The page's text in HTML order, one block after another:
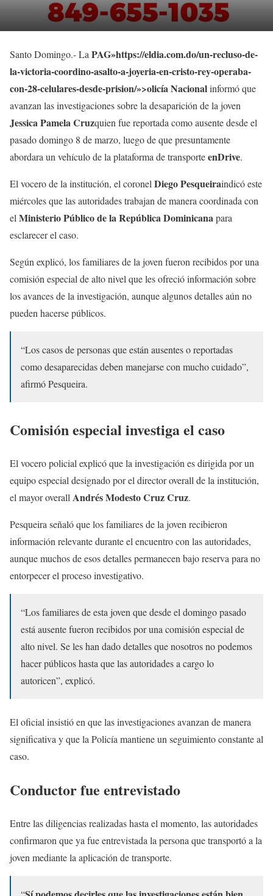
Santo Domingo.- La PAG»https://eldia.com.do/un-recluso-de-
la-victoria-coordino-asalto-a-joyeria-en-cristo-rey-operaba-
con-28-celulares-desde-prision/»>olicía Nacionalinformó que
avanzan las investigaciones sobre la desaparición de la joven
Jessica Pamela Cruzquien fue reportada como ausente desde el
pasado domingo 8 de marzo, luego de que presuntamente
abordara un vehículo de la plataforma de transporteenDrive.
El vocero de la institución, el coronel Diego Pesqueiraindicó este
miércoles que las autoridades trabajan de manera coordinada con
el Ministerio Público de la República Dominicanapara
esclarecer el caso.
Según explicó, los familiares de la joven fueron recibidos por una
comisión especial de alto nivel que les ofreció información sobre
los avances de la investigación, aunque algunos detalles aún no
pueden hacerse públicos.
“Los casos de personas que están ausentes o reportadas
como desaparecidas deben manejarse con mucho cuidado”,
afirmó Pesqueira.
Comisión especial investiga el caso
El vocero policial explicó que la investigación es dirigida por un
equipo especial designado por el director overall de la institución,
el mayor overall Andrés Modesto Cruz Cruz.
Pesqueira señaló que los familiares de la joven recibieron
información relevante durante el encuentro con las autoridades,
aunque muchos de esos detalles permanecen bajo reserva para no
entorpecer el proceso investigativo.
“Los familiares de esta joven que desde el domingo pasado
está ausente fueron recibidos por una comisión especial de
alto nivel. Se les han dado detalles que nosotros no podemos
hacer públicos hasta que las autoridades a cargo lo
autoricen”, explicó.
El oficial insistió en que las investigaciones avanzan de manera
significativa y que la Policía mantiene un seguimiento constante al
caso.
Conductor fue entrevistado
Entre las diligencias realizadas hasta el momento, las autoridades
confirmaron que ya fue entrevistada la persona que transportó a la
joven mediante la aplicación de transporte.